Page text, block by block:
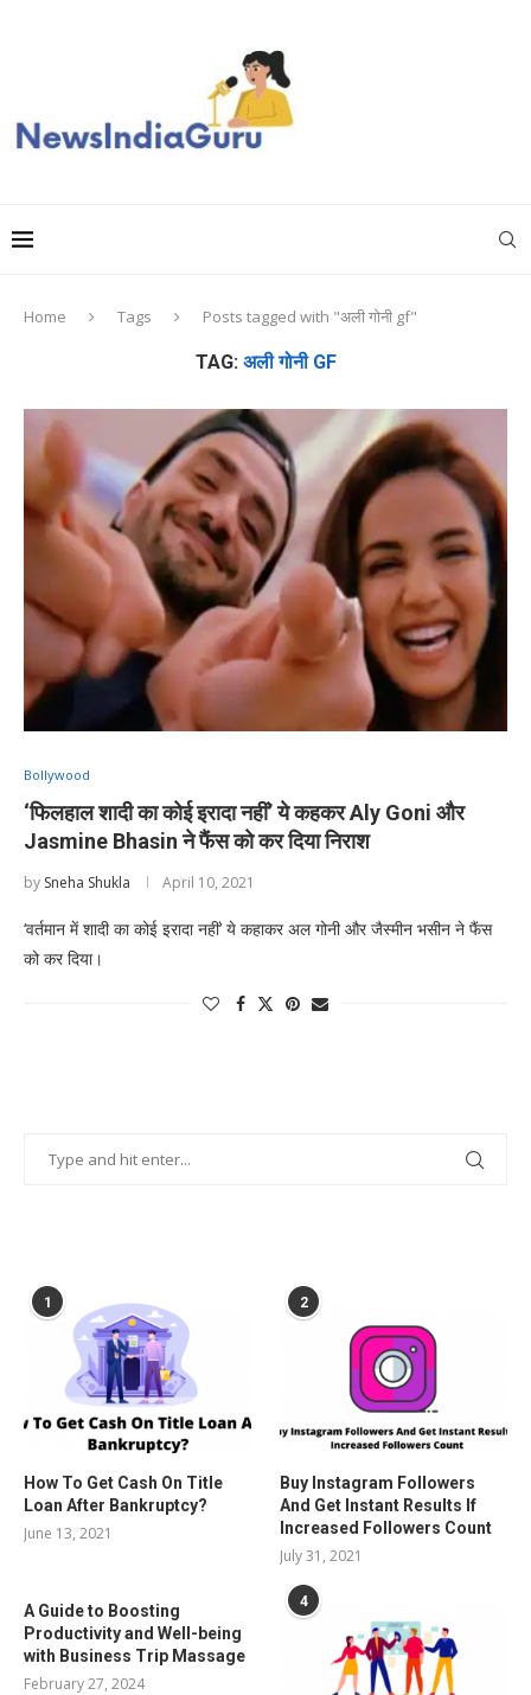
Home Tags Posts tagged with "अली गोनी gf"
TAG: अली गोनी GF
Bollywood
‘फिलहाल शादी का कोई इरादा नहीं’ ये कहकर Aly Goni और
Jasmine Bhasin ने फैंस को कर दिया निराश
by Sneha Shukla April 10, 2021
‘वर्तमान में शादी का कोई इरादा नहीं’ ये कहाकर अल गोनी और जैस्मीन भसीन ने फैंस
को कर दिया।
1
How To Get Cash On Title
Loan After Bankruptcy?
June 13, 2021
2
Buy Instagram Followers
And Get Instant Results If
Increased Followers Count
July 31, 2021
A Guide to Boosting
Productivity and Well-being
with Business Trip Massage
February 27, 2024
4